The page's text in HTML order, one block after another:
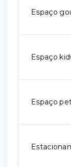
Espaço
Espaço
Espaço